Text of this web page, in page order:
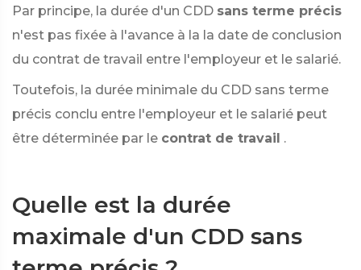
Par principe, la durée d'un CDD sans terme précis
n'est pas fixée à l'avance à la la date de conclusion
du contrat de travail entre l'employeur et le salarié.
Toutefois, la durée minimale du CDD sans terme
précis conclu entre l'employeur et le salarié peut
être déterminée par le contrat de travail .
Quelle est la durée
maximale d'un CDD sans